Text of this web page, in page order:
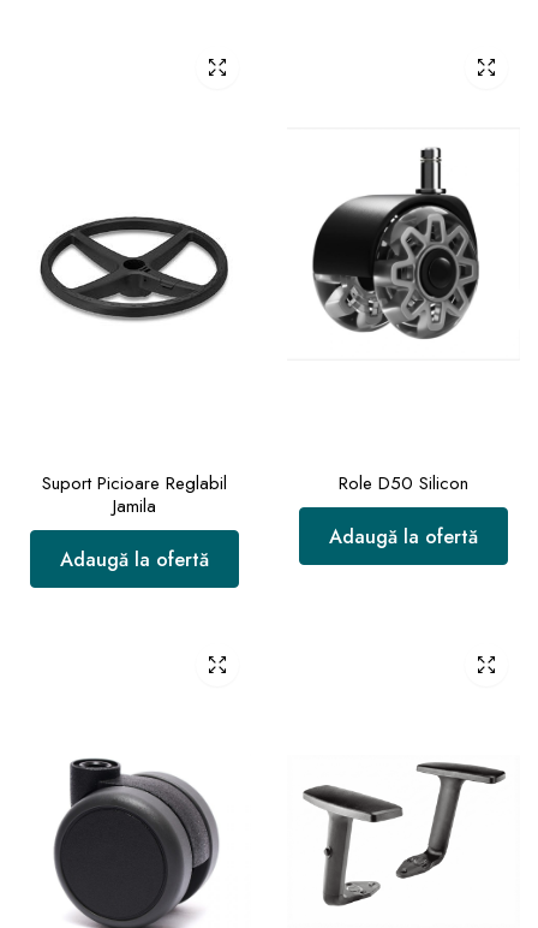
Suport Picioare Reglabil
Jamila
Adaugă la ofertă
Role D50 Silicon
Adaugă la ofertă